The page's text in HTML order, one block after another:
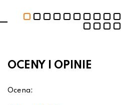
OCENY I OPINIE
Ocena: